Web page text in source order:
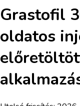
Grastofil
oldatos